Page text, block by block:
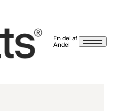
En del af
Andel
til, at Watts A/S må kontakte mig på email,